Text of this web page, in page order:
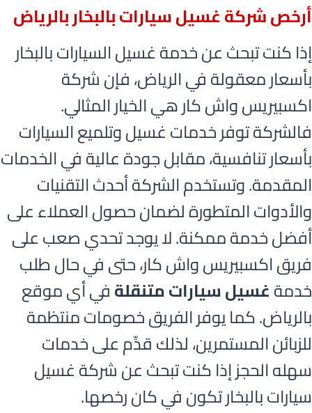
أرخص شركة غسيل سيارات بالبخار بالرياض
إذا كنت تبحث عن خدمة غسيل السيارات بالبخار
بأسعار معقولة في الرياض، فإن شركة
اكسبيريس واش كار هي الخيار المثالي.
فالشركة توفر خدمات غسيل وتلميع السيارات
بأسعار تنافسية، مقابل جودة عالية في الخدمات
المقدمة. وتستخدم الشركة أحدث التقنيات
والأدوات المتطورة لضمان حصول العملاء على
أفضل خدمة ممكنة. لا يوجد تحدي صعب على
فريق اكسبيريس واش كار، حتى في حال طلب
خدمةغسيل سيارات متنقلةفي أي موقع
بالرياض. كما يوفر الفريق خصومات منتظمة
للزبائن المستمرين، لذلك قدِّم على خدمات
سهله الحجز إذا كنت تبحث عن شركة غسيل
سيارات بالبخار تكون في كان رخصها.